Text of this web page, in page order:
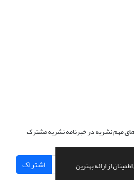
از ارائه بهترین
های مهم نشریه در خبرنامه نشریه مشترک
اشتراک